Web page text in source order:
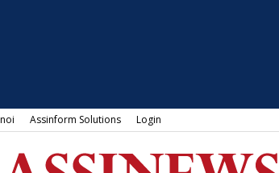
Assinform Solutions Login